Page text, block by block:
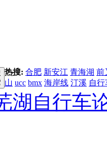
热搜: 合肥 新安江 青海湖 前
山 ucc bmx 海岸线 汀溪 自
湖自行车